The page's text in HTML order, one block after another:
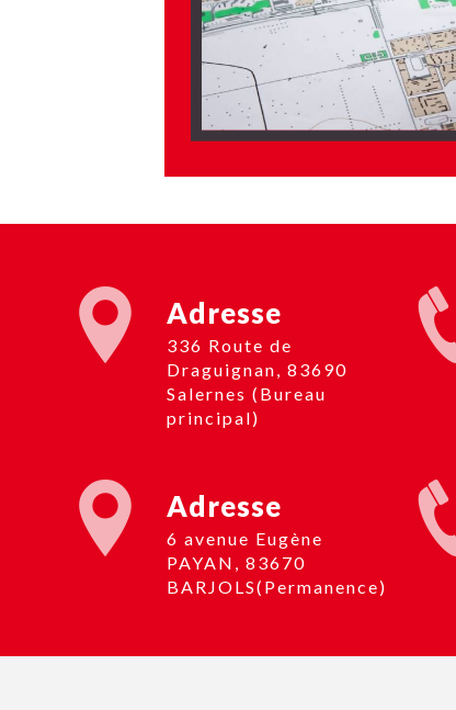
Adresse
336 Route de
Draguignan, 83690
Salernes (Bureau
principal)
Adresse
6 avenue Eugène
PAYAN, 83670
BARJOLS(Permanence)